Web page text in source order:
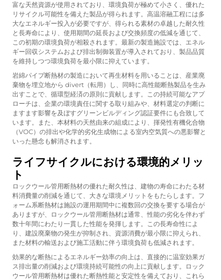
富な天然資源が使用されており、環境負荷が極めて小さく、優れた
リサイクル可能性を備えた製品が得られます。高温溶融工程には多
大なエネルギー投入が必要ですが、得られる素材の卓越した耐久性
と長寿命により、使用期間の延長および交換頻度の低減を通じて、
この初期の環境負荷が相殺されます。最新の製造施設では、エネル
ギー回収システムおよび排出制御装置が導入されており、製品品質
を維持しつつ環境負荷を最小限に抑えています。
岩綿パイプ断熱材の製造において再生材料を用いることは、産業廃
棄物を埋立地から divert（転用）し、同時に高性能断熱製品を生み
出すことで、循環型経済の原則に貢献します。この持続可能なアプ
ローチは、企業の環境責任に関する取り組みや、材料選定の判断に
ますます影響を及ぼすグリーンビルディング認証要件にも合致して
います。また、本材料の天然由来の組成により、揮発性有機化合物
（VOC）の排出や化学的劣化生成物による室内空気質への悪影響と
いった懸念も解消されます。
ライフサイクルにおける環境的メリッ
ト
ロックウール管用断熱材の優れた耐久性は、建物の寿命にわたる材
料消費量の削減を通じて、大きな環境メリットをもたらします。フ
ォーム系断熱材は施設の運用期間中に複数回の交換を要する場合が
ありますが、ロックウール管用断熱材は通常、性能の劣化を伴わず
数十年間にわたり一貫した性能を発揮します。この長寿命性によ
り、建設廃棄物の発生が抑制され、資源消費が最小限に抑えられ、
また材料の輸送および施工活動に伴う環境負荷も低減されます。
効果的な断熱によるエネルギー効率の向上は、直接的に温室効果ガ
ス排出量の削減および環境持続可能性の向上に貢献します。ロック
ウール管用断熱材は優れた断熱性能と安定性を備えており、これら